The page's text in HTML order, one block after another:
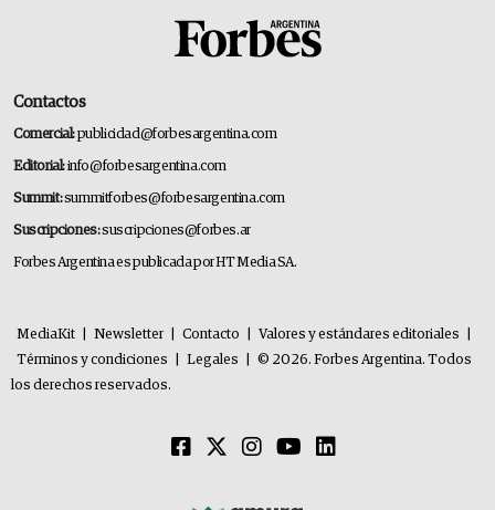
Contactos
Comercial:publicidad@forbesargentina.com
Editorial:info@forbesargentina.com
Summit:summitforbes@forbesargentina.com
Suscripciones:suscripciones@forbes.ar
Forbes Argentina es publicada por HT Media SA.
MediaKit Newsletter Contacto Valores y estándares editoriales
Términos y condiciones
Legales
© 2026. Forbes Argentina. Todos
los derechos reservados.